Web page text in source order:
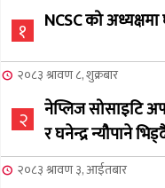
१ NCSC को अध्यक्षमा
२०८३ श्रावण ८, शुक्रबार
२
नेप्लिज सोसाइटि
र घनेन्द्र न्यौपाने
२०८३ श्रावण ३, आईतबार